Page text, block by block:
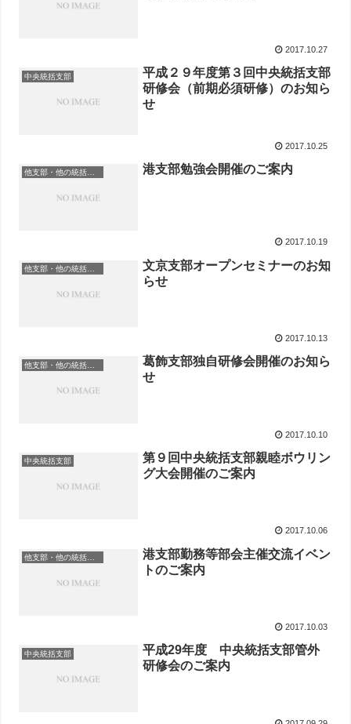
2017.10.27
中央統括支部
平成２９年度第３回中央統括支部
研修会（前期必須研修）のお知ら
せ
2017.10.25
他支部・他の統括支部 港支部勉強会開催のご案内
2017.10.19
他支部・他の統括支部
文京支部オープンセミナーのお知
らせ
2017.10.13
他支部・他の統括支部
葛飾支部独自研修会開催のお知ら
せ
2017.10.10
中央統括支部
第９回中央統括支部親睦ボウリン
グ大会開催のご案内
2017.10.06
他支部・他の統括支部
港支部勤務等部会主催交流イベン
トのご案内
2017.10.03
中央統括支部
平成29年度 中央統括支部管外
研修会のご案内